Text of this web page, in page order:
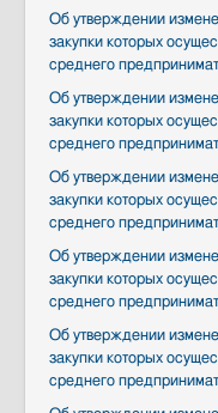
Об утверждении
закупки которых
среднего
Об утверждении
закупки которых
среднего
Об утверждении
закупки которых
среднего
Об утверждении
закупки которых
среднего
Об утверждении
закупки которых
среднего